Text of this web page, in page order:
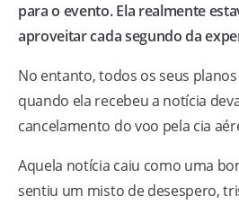
para o evento. Ela realmente
aproveitar cada segundo da
No entanto, todos os seus
quando ela recebeu a notícia
cancelamento do voo pela cia
Aquela notícia caiu como uma
sentiu um misto de desespero,